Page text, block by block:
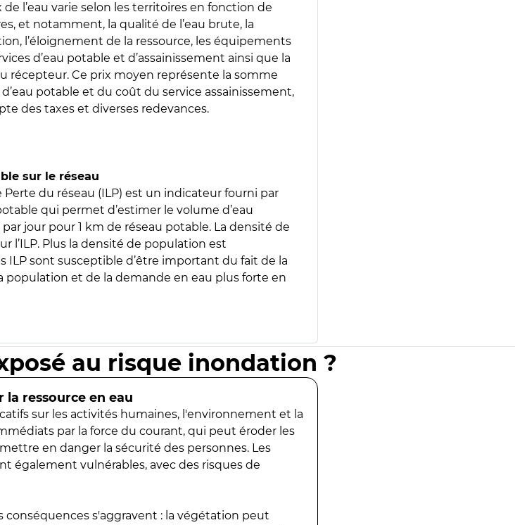
l’eau varie selon les territoires en fonction de
et notamment, la qualité de l’eau brute, la
l’éloignement de la ressource, les équipements
d’eau potable et d’assainissement ainsi que la
récepteur. Ce prix moyen représente la somme
potable et du coût du service assainissement,
des taxes et diverses redevances.
sur le réseau
Perte du réseau (ILP) est un indicateur fourni par
qui permet d’estimer le volume d’eau
jour pour 1 km de réseau potable. La densité de
l’ILP. Plus la densité de population est
ILP sont susceptible d’être important du fait de la
population et de la demande en eau plus forte en
au risque inondation ?
la ressource en eau
sur les activités humaines, l'environnement et la
par la force du courant, qui peut éroder les
en danger la sécurité des personnes. Les
également vulnérables, avec des risques de
s'aggravent : la végétation peut